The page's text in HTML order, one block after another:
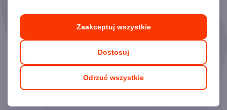
Odrzuć wszystkie
Dostosuj
Zaakceptuj wszystkie
Ekspertów
Chętnie odpowiemy na pytania i pomożemy dobrać
odpowiednie licencje.
34 33 39 777